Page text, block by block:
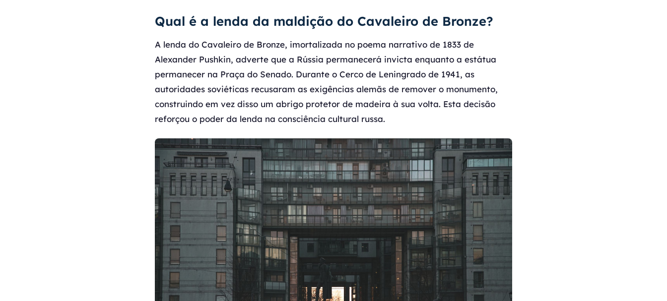
Qual é a lenda da maldição do Cavaleiro de Bronze?
A lenda do Cavaleiro de Bronze, imortalizada no poema narrativo de 1833 de
Alexander Pushkin, adverte que a Rússia permanecerá invicta enquanto a estátua
permanecer na Praça do Senado. Durante o Cerco de Leningrado de 1941, as
autoridades soviéticas recusaram as exigências alemãs de remover o monumento,
construindo em vez disso um abrigo protetor de madeira à sua volta. Esta decisão
reforçou o poder da lenda na consciência cultural russa.